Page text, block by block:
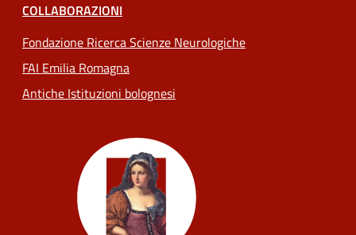
COLLABORAZIONI
Fondazione Ricerca Scienze Neurologiche
FAI Emilia Romagna
Antiche Istituzioni bolognesi